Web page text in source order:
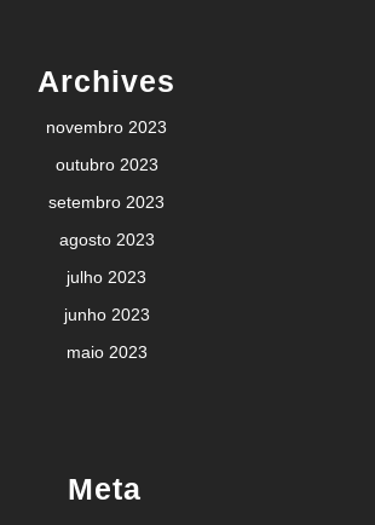
Archives
novembro 2023
outubro 2023
setembro 2023
agosto 2023
julho 2023
junho 2023
maio 2023
Meta